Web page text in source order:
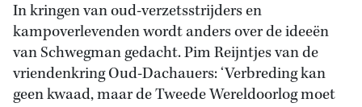
In kringen van oud-verzetsstrijders en
kampoverlevenden wordt anders over de ideeën
van Schwegman gedacht. Pim Reijntjes van de
vriendenkring Oud-Dachauers: ‘Verbreding kan
geen kwaad, maar de Tweede Wereldoorlog moet